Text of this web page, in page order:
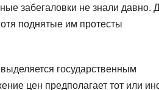
забегаловки не знали давно.
поднятые им протесты
государственным
цен предполагает тот или